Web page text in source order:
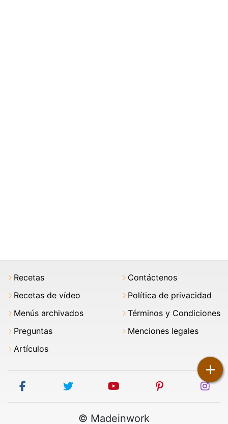
+
Recetas
Recetas de vídeo
Menús archivados
Preguntas
Artículos
Contáctenos
Política de privacidad
Términos y Condiciones
Menciones legales
facebook twitter youtube pinterest
© Madeinwork